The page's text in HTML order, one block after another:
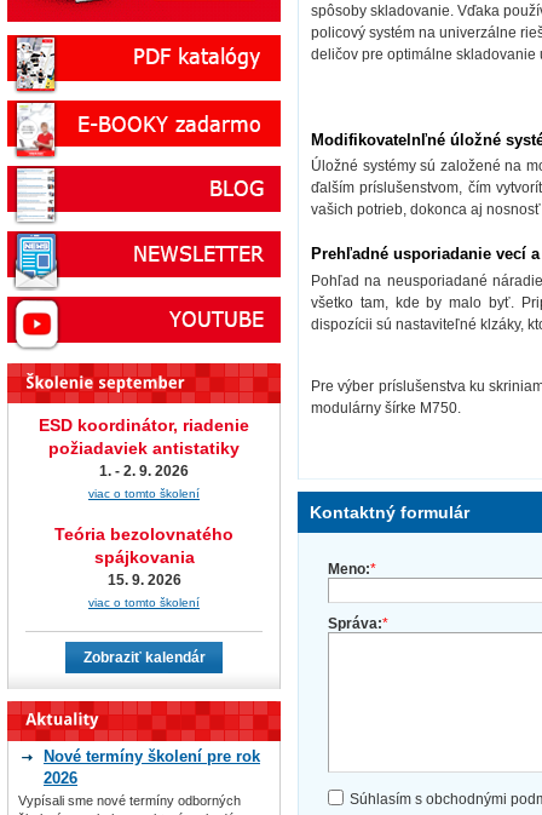
spôsoby skladovanie. Vďaka
policový systém na univerzálne
deličov pre optimálne skladovanie
Modifikovatelnľné úložné
Úložné systémy sú založené na
ďalším príslušenstvom, čím
vašich potrieb, dokonca aj
Prehľadné usporiadanie vecí
Pohľad na neusporiadané
všetko tam, kde by malo byť.
dispozícii sú nastaviteľné klzáky,
Pre výber príslušenstva ku
modulárny šírke M750.
Kontaktný formulár
Meno:*
Správa:*
Súhlasím s obchodnými
ESD koordinátor, riadenie
požiadaviek antistatiky
1. - 2. 9. 2026
viac o tomto školení
Teória bezolovnatého
spájkovania
15. 9. 2026
viac o tomto školení
Zobraziť kalendár
Nové termíny školení pre rok
2026
Vypísali sme nové termíny odborných